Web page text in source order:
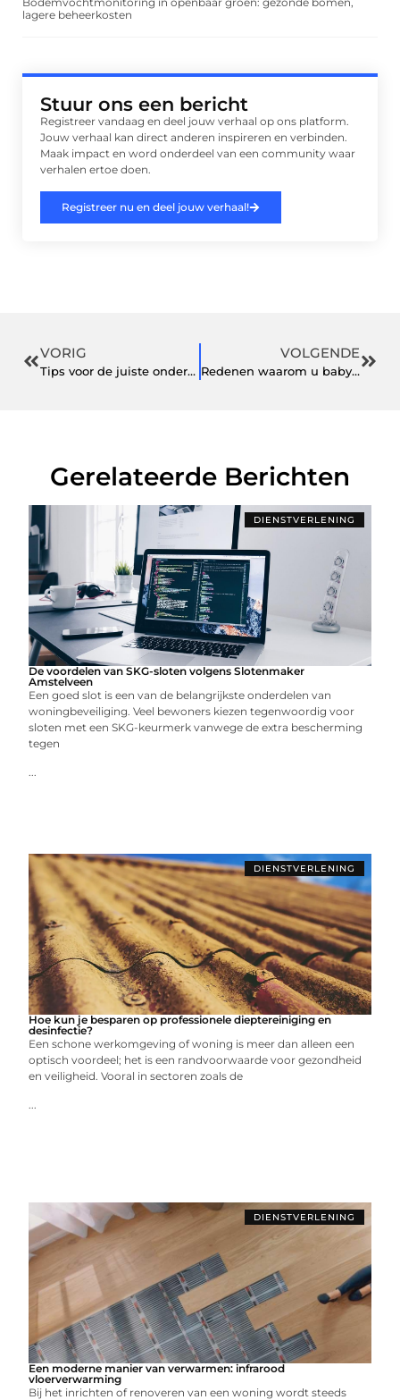
lagere beheerkosten
Stuur ons een bericht
Registreer vandaag en deel jouw verhaal op ons platform.
Jouw verhaal kan direct anderen inspireren en verbinden.
Maak impact en word onderdeel van een community waar
verhalen ertoe doen.
Registreer nu en deel jouw verhaal!
VORIG
Tips voor de juiste ondersteuning tijdens het sporten
VOLGENDE
Redenen waarom u babyluiers zou moeten gebruiken
Gerelateerde Berichten
DIENSTVERLENING
De voordelen van SKG-sloten volgens Slotenmaker
Amstelveen
Een goed slot is een van de belangrijkste onderdelen van
woningbeveiliging. Veel bewoners kiezen tegenwoordig voor
sloten met een SKG-keurmerk vanwege de extra bescherming
tegen
...
DIENSTVERLENING
Hoe kun je besparen op professionele dieptereiniging en
desinfectie?
Een schone werkomgeving of woning is meer dan alleen een
optisch voordeel; het is een randvoorwaarde voor gezondheid
en veiligheid. Vooral in sectoren zoals de
...
DIENSTVERLENING
Een moderne manier van verwarmen: infrarood
vloerverwarming
Bij het inrichten of renoveren van een woning wordt steeds